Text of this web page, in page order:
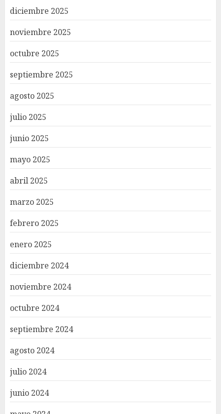
diciembre 2025
noviembre 2025
octubre 2025
septiembre 2025
agosto 2025
julio 2025
junio 2025
mayo 2025
abril 2025
marzo 2025
febrero 2025
enero 2025
diciembre 2024
noviembre 2024
octubre 2024
septiembre 2024
agosto 2024
julio 2024
junio 2024